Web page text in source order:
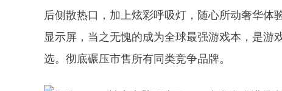
后侧散热口，加上炫彩呼吸灯，随心所动奢华体
显示屏，当之无愧的成为全球最强游戏本，是
选。彻底碾压市售所有同类竞争品牌。